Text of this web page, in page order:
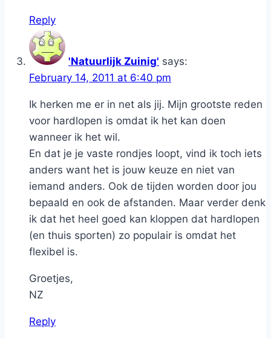
Reply
'Natuurlijk Zuinig' says:
February 14, 2011 at 6:40 pm
Ik herken me er in net als jij. Mijn grootste reden
voor hardlopen is omdat ik het kan doen
wanneer ik het wil.
En dat je je vaste rondjes loopt, vind ik toch iets
anders want het is jouw keuze en niet van
iemand anders. Ook de tijden worden door jou
bepaald en ook de afstanden. Maar verder denk
ik dat het heel goed kan kloppen dat hardlopen
(en thuis sporten) zo populair is omdat het
flexibel is.
Groetjes,
NZ
Reply